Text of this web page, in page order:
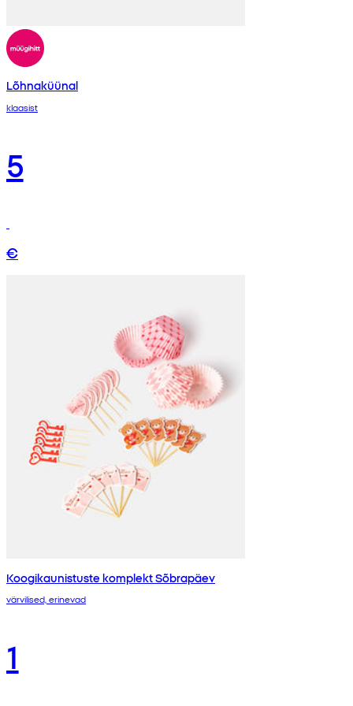
Lõhnaküünal
klaasist
5
€
Koogikaunistuste komplekt Sõbrapäev
värvilised, erinevad
1